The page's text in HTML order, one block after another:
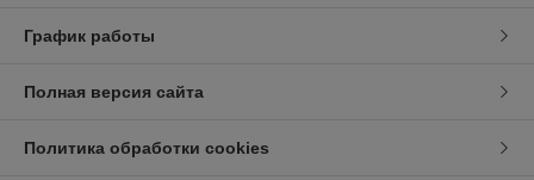
График работы
Полная версия сайта
Политика обработки cookies